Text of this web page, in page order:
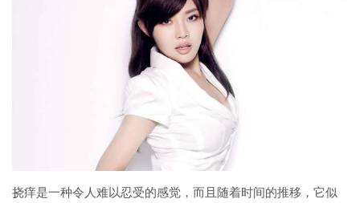
挠痒是一种令人难以忍受的感觉，而且随着时间的推移，它似